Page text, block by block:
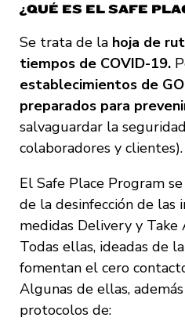
¿QUÉ ES EL SAFE
Se trata de la hoja de
tiempos de COVID-19.
establecimientos de
preparados para
salvaguardar la
colaboradores y clientes).
El Safe Place Program
de la desinfección de las
medidas Delivery y Take
Todas ellas, ideadas de
fomentan el cero
Algunas de ellas,
protocolos de: